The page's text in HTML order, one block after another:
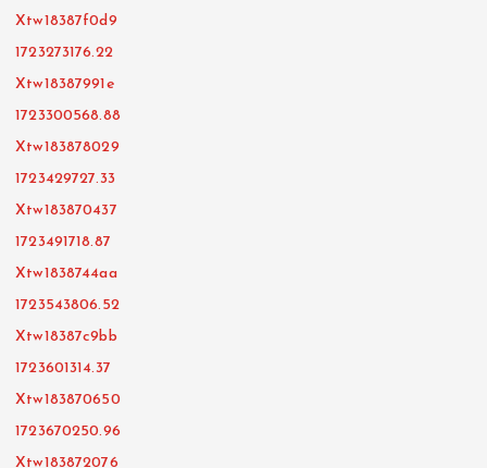
Xtw18387f0d9
1723273176.22
Xtw18387991e
1723300568.88
Xtw183878029
1723429727.33
Xtw183870437
1723491718.87
Xtw1838744aa
1723543806.52
Xtw18387c9bb
1723601314.37
Xtw183870650
1723670250.96
Xtw183872076